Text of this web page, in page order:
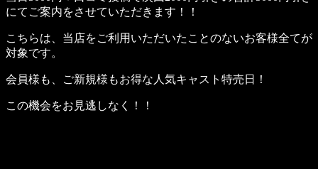
にてご案内をさせていただきます！！
こちらは、当店をご利用いただいたことのないお客様全てが
対象です。
会員様も、ご新規様もお得な人気キャスト特売日！
この機会をお見逃しなく！！